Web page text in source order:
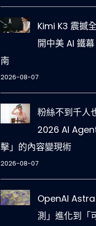
Kimi K3 震撼
開中美 AI 鐵
南
2026-08-07
粉絲不到千人
2026 AI
擊」的內容變現術
2026-08-07
OpenAI Astra
測」進化到「